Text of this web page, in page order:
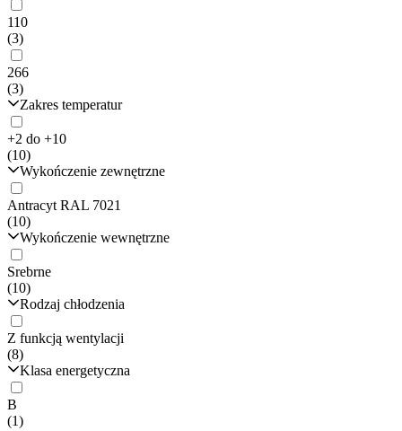
110
(3)
266
(3)
Zakres temperatur
+2 do +10
(10)
Wykończenie zewnętrzne
Antracyt RAL 7021
(10)
Wykończenie wewnętrzne
Srebrne
(10)
Rodzaj chłodzenia
Z funkcją wentylacji
(8)
Klasa energetyczna
B
(1)